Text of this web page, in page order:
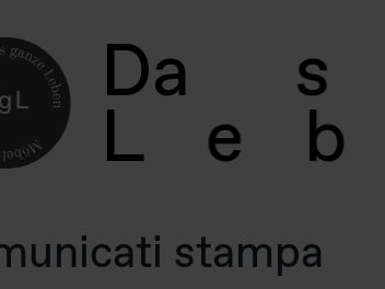
Da s
L e b
stampa